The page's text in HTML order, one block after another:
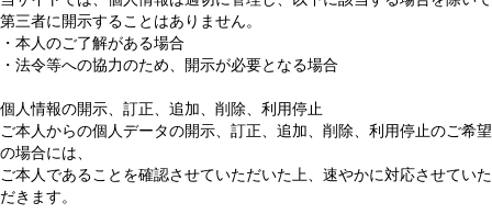
第三者に開示することはありません。
・本人のご了解がある場合
・法令等への協力のため、開示が必要となる場合
個人情報の開示、訂正、追加、削除、利用停止
ご本人からの個人データの開示、訂正、追加、削除、利用停止のご希望
の場合には、
ご本人であることを確認させていただいた上、速やかに対応させていた
だきます。